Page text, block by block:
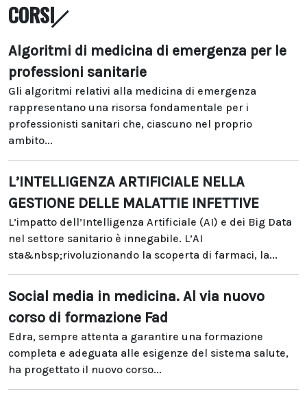
CORSI
Algoritmi di medicina di emergenza per le
professioni sanitarie
Gli algoritmi relativi alla medicina di emergenza
rappresentano una risorsa fondamentale per i
professionisti sanitari che, ciascuno nel proprio
ambito...
L’INTELLIGENZA ARTIFICIALE NELLA
GESTIONE DELLE MALATTIE INFETTIVE
L’impatto dell’Intelligenza Artificiale (AI) e dei Big Data
nel settore sanitario è innegabile. L’AI
sta&nbsp;rivoluzionando la scoperta di farmaci, la...
Social media in medicina. Al via nuovo
corso di formazione Fad
Edra, sempre attenta a garantire una formazione
completa e adeguata alle esigenze del sistema salute,
ha progettato il nuovo corso...